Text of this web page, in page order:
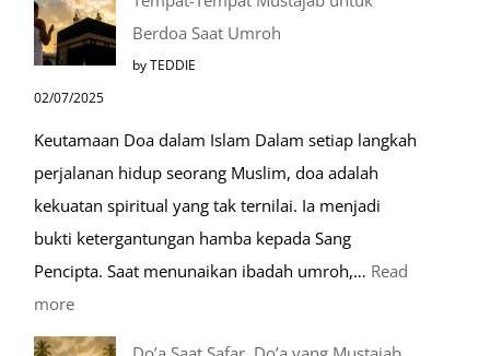
Paket
Umroh
Dengan
Kereta
Cepat
Berdoa Saat Umroh
by TEDDIE
02/07/2025
Keutamaan Doa dalam Islam Dalam setiap langkah
perjalanan hidup seorang Muslim, doa adalah
kekuatan spiritual yang tak ternilai. Ia menjadi
bukti ketergantungan hamba kepada Sang
Pencipta. Saat menunaikan ibadah umroh,… Read
more:
Tempat-